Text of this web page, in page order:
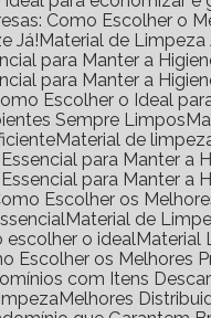
Como Escolher o
Já!
Material de
para Manter a
para Manter a
Escolher o Ideal
Sempre Limpos
Material de
para Manter
para Manter
Escolher os
Material de
escolher o ideal
Escolher os Melhores
com Itens
Melhores